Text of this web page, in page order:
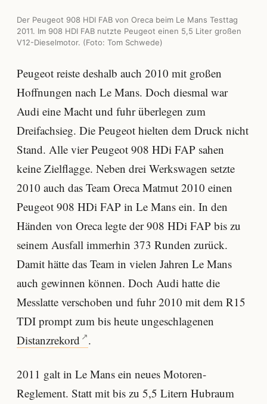
Der Peugeot 908 HDI FAB von Oreca beim Le Mans Testtag
2011. Im 908 HDI FAB nutzte Peugeot einen 5,5 Liter großen
V12-Dieselmotor. (Foto: Tom Schwede)
Peugeot reiste deshalb auch 2010 mit großen
Hoffnungen nach Le Mans. Doch diesmal war
Audi eine Macht und fuhr überlegen zum
Dreifachsieg. Die Peugeot hielten dem Druck nicht
Stand. Alle vier Peugeot 908 HDi FAP sahen
keine Zielflagge. Neben drei Werkswagen setzte
2010 auch das Team Oreca Matmut 2010 einen
Peugeot 908 HDi FAP in Le Mans ein. In den
Händen von Oreca legte der 908 HDi FAP bis zu
seinem Ausfall immerhin 373 Runden zurück.
Damit hätte das Team in vielen Jahren Le Mans
auch gewinnen können. Doch Audi hatte die
Messlatte verschoben und fuhr 2010 mit dem R15
TDI prompt zum bis heute ungeschlagenen
Distanzrekord
.
2011 galt in Le Mans ein neues Motoren-
Reglement. Statt mit bis zu 5,5 Litern Hubraum